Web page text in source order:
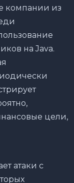
компании из
на Java.
цели,
атаки с